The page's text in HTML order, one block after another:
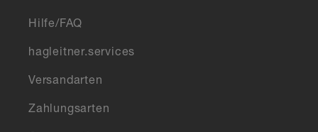
Hilfe/FAQ
hagleitner.services
Versandarten
Zahlungsarten